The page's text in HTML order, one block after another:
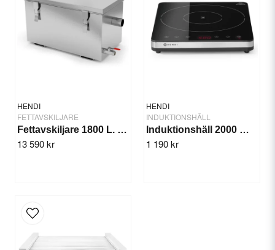
HENDI
FETTAVSKILJARE
Fettavskiljare 1800 L. Profi Line
13 590 kr
HENDI
INDUKTIONSHÄLL
Induktionshäll 2000 W Svart
1 190 kr
Material
Rostfritt stål
Ja, ni får publicera min fråga